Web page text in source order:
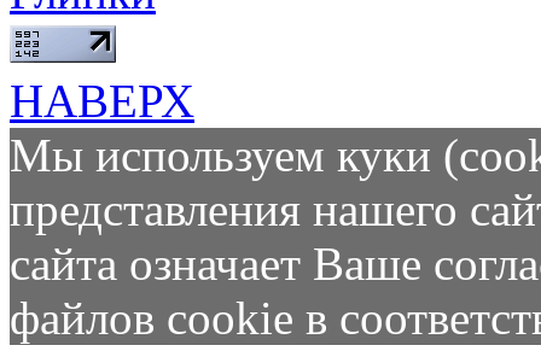
НАВЕРХ
Мы используем куки
представления нашего
сайта означает Ваше
файлов cookie в